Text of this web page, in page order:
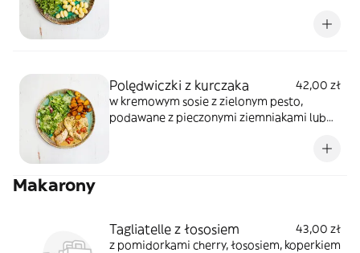
Polędwiczki z kurczaka
42,00 zł
w kremowym sosie z zielonym pesto,
podawane z pieczonymi ziemniakami lub
Makarony
Tagliatelle z łososiem
43,00 zł
z pomidorkami cherry, łososiem, koperkiem